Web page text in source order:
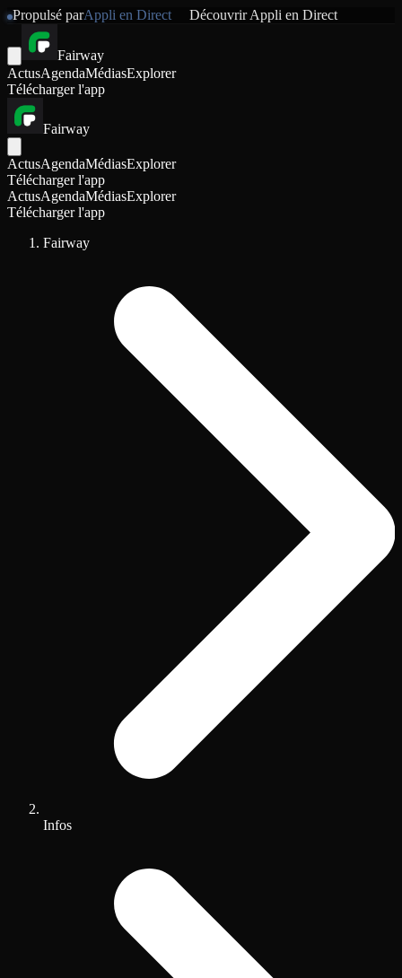
Propulsé parAppli en Direct DécouvrirAppli en Direct
Fairway
ActusAgendaMédiasExplorer
Télécharger l'app
Fairway
ActusAgendaMédiasExplorer
Télécharger l'app
ActusAgendaMédiasExplorer
Télécharger l'app
Fairway
Infos